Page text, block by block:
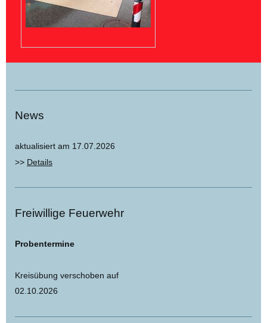
News
aktualisiert am 17.07.2026
>> Details
Freiwillige Feuerwehr
Probentermine
Kreisübung verschoben auf
02.10.2026